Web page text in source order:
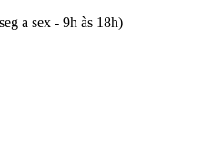
a sex - 9h às 18h)